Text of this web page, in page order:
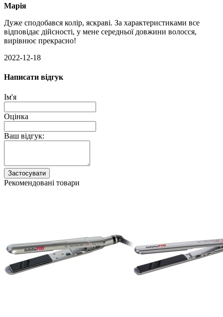
Марія
Дуже сподобався колір, яскраві. За характеристиками все
відповідає дійсності, у мене середньої довжини волосся,
вирівнює прекрасно!
2022-12-18
Написати відгук
Ім'я
Оцінка
Ваш відгук:
Застосувати
Рекомендовані товари